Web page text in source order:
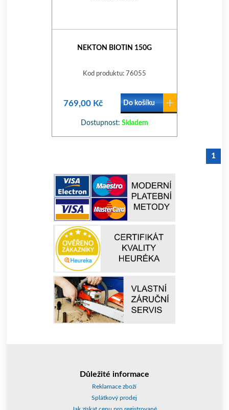
NEKTON BIOTIN 150G
Kod produktu: 76055
769,00 Kč Do košíku
Dostupnost: Skladem
1
Důležité informace
Reklamace zboží
Splátkový prodej